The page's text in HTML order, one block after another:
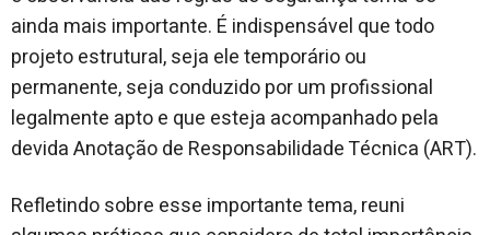
ainda mais importante. É indispensável que todo
projeto estrutural, seja ele temporário ou
permanente, seja conduzido por um profissional
legalmente apto e que esteja acompanhado pela
devida Anotação de Responsabilidade Técnica (ART).
Refletindo sobre esse importante tema, reuni